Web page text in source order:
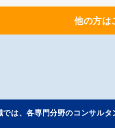
他の方は
では、各専門分野のコンサルタ